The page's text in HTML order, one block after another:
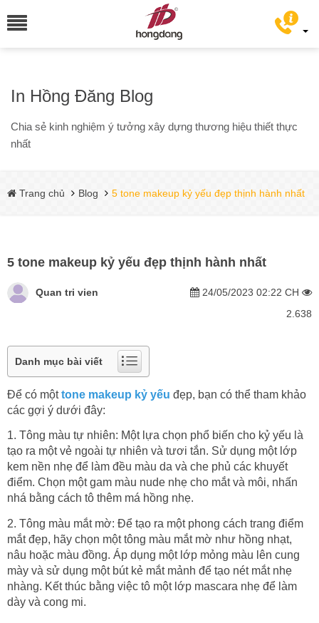
In Hồng Đăng Blog
Chia sẻ kinh nghiệm ý tưởng xây dựng thương hiệu thiết thực
nhất
Trang chủ Blog 5 tone makeup kỷ yếu đẹp thịnh hành nhất
5 tone makeup kỷ yếu đẹp thịnh hành nhất
Quan tri vien
24/05/2023 02:22 CH
2.638
Danh mục bài viết
Để có mộttone makeup kỷ yếu đẹp, bạn có thể tham khảo
các gợi ý dưới đây:
1. Tông màu tự nhiên: Một lựa chọn phổ biến cho kỷ yếu là
tạo ra một vẻ ngoài tự nhiên và tươi tắn. Sử dụng một lớp
kem nền nhẹ để làm đều màu da và che phủ các khuyết
điểm. Chọn một gam màu nude nhẹ cho mắt và môi, nhấn
nhá bằng cách tô thêm má hồng nhẹ.
2. Tông màu mắt mờ: Để tạo ra một phong cách trang điểm
mắt đẹp, hãy chọn một tông màu mắt mờ như hồng nhạt,
nâu hoặc màu đồng. Áp dụng một lớp mỏng màu lên cung
mày và sử dụng một bút kẻ mắt mảnh để tạo nét mắt nhẹ
nhàng. Kết thúc bằng việc tô một lớp mascara nhẹ để làm
dày và cong mi.